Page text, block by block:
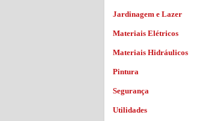
Jardinagem e Lazer
Materiais Elétricos
Materiais Hidráulicos
Pintura
Segurança
Utilidades